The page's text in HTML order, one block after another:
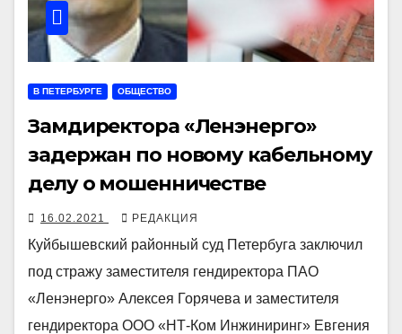
В ПЕТЕРБУРГЕ ОБЩЕСТВО
Замдиректора «Ленэнерго»
задержан по новому кабельному
делу о мошенничестве
16.02.2021 РЕДАКЦИЯ
Куйбышевский районный суд Петербуга заключил
под стражу заместителя гендиректора ПАО
«Ленэнерго» Алексея Горячева и заместителя
гендиректора ООО «НТ-Ком Инжиниринг» Евгения